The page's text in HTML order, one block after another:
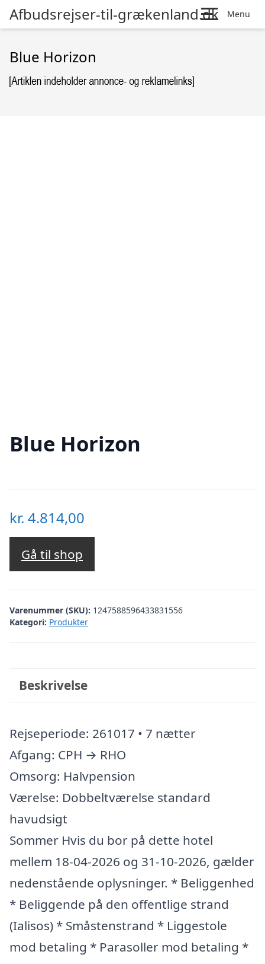
Afbudsrejser-til-grækenland.dk Menu
Blue Horizon
Blue Horizon
kr. 4.814,00
Gå til shop
Varenummer (SKU): 1247588596433831556
Kategori: Produkter
Beskrivelse
Rejseperiode: 261017 • 7 nætter
Afgang: CPH → RHO
Omsorg: Halvpension
Værelse: Dobbeltværelse standard
havudsigt
Sommer Hvis du bor på dette hotel
mellem 18-04-2026 og 31-10-2026, gælder
nedenstående oplysninger. * Beliggenhed
* Beliggende på den offentlige strand
(Ialisos) * Småstenstrand * Liggestole
mod betaling * Parasoller mod betaling *